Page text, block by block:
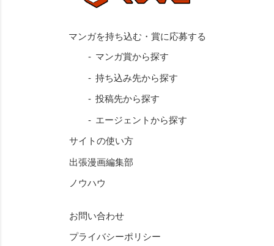
マンガ賞から探す
持ち込み先から探す
投稿先から探す
エージェントから探す
サイトの使い方
出張漫画編集部
ノウハウ
お問い合わせ
プライバシーポリシー